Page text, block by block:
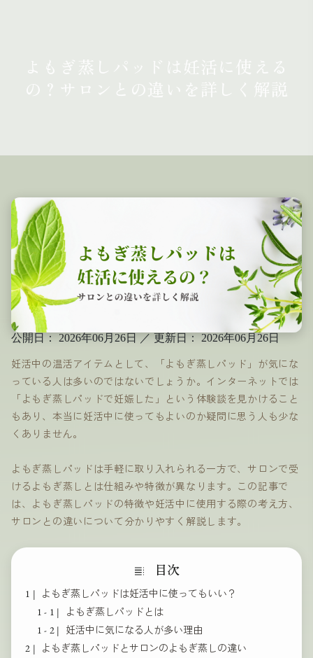
公開日： 2026年06月26日 ／ 更新日： 2026年06月26日
妊活中の温活アイテムとして、「よもぎ蒸しパッド」が気にな
っている人は多いのではないでしょうか。インターネットでは
「よもぎ蒸しパッドで妊娠した」という体験談を見かけること
もあり、本当に妊活中に使ってもよいのか疑問に思う人も少な
くありません。
よもぎ蒸しパッドは手軽に取り入れられる一方で、サロンで受
けるよもぎ蒸しとは仕組みや特徴が異なります。この記事で
は、よもぎ蒸しパッドの特徴や妊活中に使用する際の考え方、
サロンとの違いについて分かりやすく解説します。
よもぎ蒸しパッドは妊活中に使ってもいい？
よもぎ蒸しパッドとは
妊活中に気になる人が多い理由
よもぎ蒸しパッドとサロンのよもぎ蒸しの違い